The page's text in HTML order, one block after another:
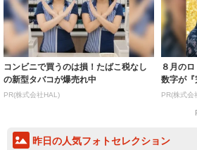
コンビニで買うのは損！たばこ税なし
の新型タバコが爆売れ中
PR(株式会社HAL)
８月の
数字が『
PR(株式会
昨日の人気フォトセレクション